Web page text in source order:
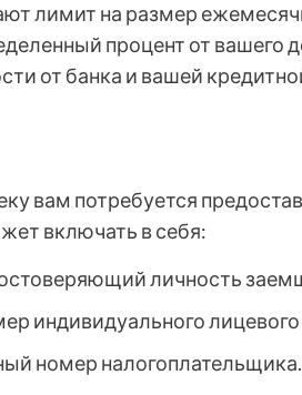
лимит на размер
процент от вашего
от банка и вашей
вам потребуется
включать в себя:
личность
индивидуального лицевого
номер налогоплательщика.